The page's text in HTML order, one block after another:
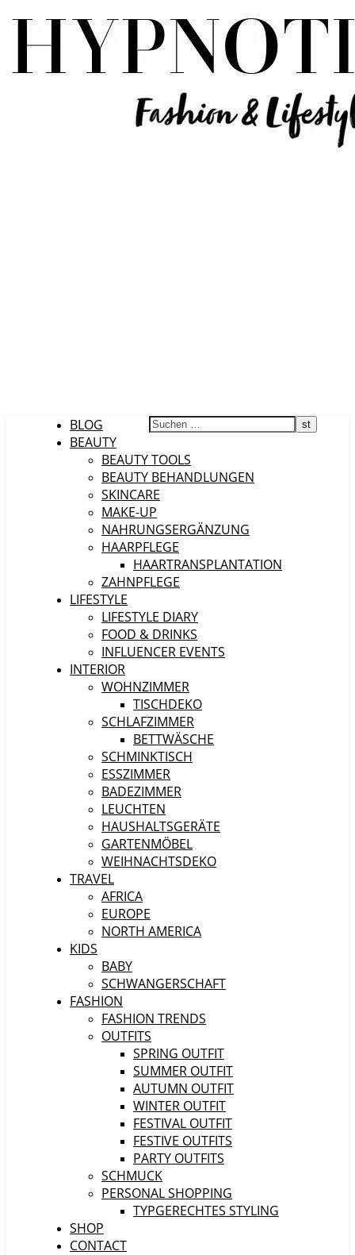
BLOG
BEAUTY
BEAUTY TOOLS
BEAUTY BEHANDLUNGEN
SKINCARE
MAKE-UP
NAHRUNGSERGÄNZUNG
HAARPFLEGE
HAARTRANSPLANTATION
ZAHNPFLEGE
LIFESTYLE
LIFESTYLE DIARY
FOOD & DRINKS
INFLUENCER EVENTS
INTERIOR
WOHNZIMMER
TISCHDEKO
SCHLAFZIMMER
BETTWÄSCHE
SCHMINKTISCH
ESSZIMMER
BADEZIMMER
LEUCHTEN
HAUSHALTSGERÄTE
GARTENMÖBEL
WEIHNACHTSDEKO
TRAVEL
AFRICA
EUROPE
NORTH AMERICA
KIDS
BABY
SCHWANGERSCHAFT
FASHION
FASHION TRENDS
OUTFITS
SPRING OUTFIT
SUMMER OUTFIT
AUTUMN OUTFIT
WINTER OUTFIT
FESTIVAL OUTFIT
FESTIVE OUTFITS
PARTY OUTFITS
SCHMUCK
PERSONAL SHOPPING
TYPGERECHTES STYLING
SHOP
CONTACT